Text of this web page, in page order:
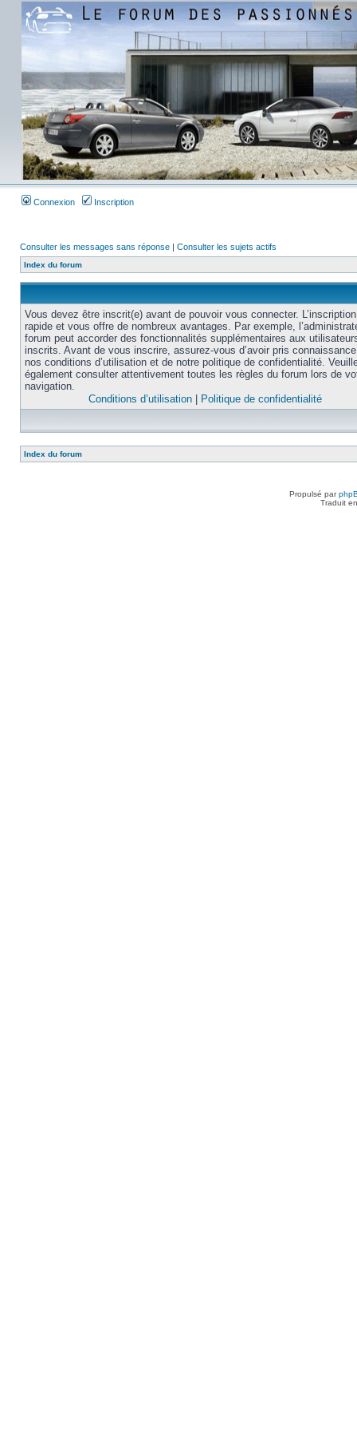
Connexion Inscription
Consulter les messages sans réponse | Consulter les sujets actifs
Index du forum
Vous devez être inscrit(e) avant de pouvoir vous connecter.
rapide et vous offre de nombreux avantages. Par exemple,
forum peut accorder des fonctionnalités supplémentaires aux
inscrits. Avant de vous inscrire, assurez-vous d’avoir pris
nos conditions d’utilisation et de notre politique de confidentialité.
également consulter attentivement toutes les règles du forum lors de
navigation.
Conditions d’utilisation
Politique de confidentialité
Index du forum
Propulsé par
Traduit